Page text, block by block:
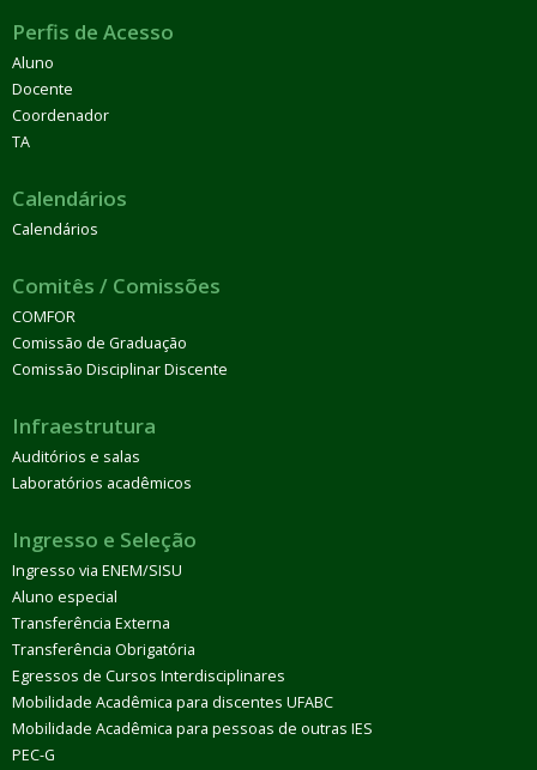
Perfis de Acesso
Aluno
Docente
Coordenador
TA
Calendários
Calendários
Comitês / Comissões
COMFOR
Comissão de Graduação
Comissão Disciplinar Discente
Infraestrutura
Auditórios e salas
Laboratórios acadêmicos
Ingresso e Seleção
Ingresso via ENEM/SISU
Aluno especial
Transferência Externa
Transferência Obrigatória
Egressos de Cursos Interdisciplinares
Mobilidade Acadêmica para discentes UFABC
Mobilidade Acadêmica para pessoas de outras IES
PEC-G